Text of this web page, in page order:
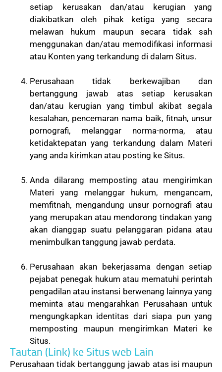
setiap kerusakan dan/atau kerugian yang
diakibatkan oleh pihak ketiga yang secara
melawan hukum maupun secara tidak sah
menggunakan dan/atau memodifikasi informasi
atau Konten yang terkandung di dalam Situs.
Perusahaan tidak berkewajiban dan
bertanggung jawab atas setiap kerusakan
dan/atau kerugian yang timbul akibat segala
kesalahan, pencemaran nama baik, fitnah, unsur
pornografi, melanggar norma-norma, atau
ketidaktepatan yang terkandung dalam Materi
yang anda kirimkan atau posting ke Situs.
Anda dilarang memposting atau mengirimkan
Materi yang melanggar hukum, mengancam,
memfitnah, mengandung unsur pornografi atau
yang merupakan atau mendorong tindakan yang
akan dianggap suatu pelanggaran pidana atau
menimbulkan tanggung jawab perdata.
Perusahaan akan bekerjasama dengan setiap
pejabat penegak hukum atau mematuhi perintah
pengadilan atau instansi berwenang lainnya yang
meminta atau mengarahkan Perusahaan untuk
mengungkapkan identitas dari siapa pun yang
memposting maupun mengirimkan Materi ke
Situs.
Tautan (Link) ke Situs web Lain
Perusahaan tidak bertanggung jawab atas isi maupun